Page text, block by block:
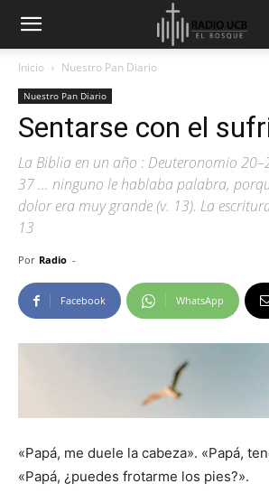
Inicio Nuestro Pan Diario
Nuestro Pan Diario
Sentarse con el
La Biblia en un año : Deuteronomio
37 … ninguno le hablaba palabra,
dolor era muy grande (v. 13). La
13
Por Radio -
Facebook WhatsApp
«Papá, me duele la cabeza». «Papá,
«Papá, ¿puedes frotarme los pies?».